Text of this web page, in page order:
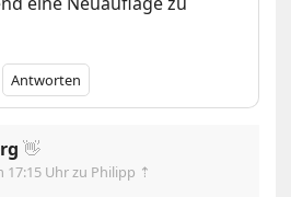
Antworten
👋
17:15 Uhrzu Philipp ⇡